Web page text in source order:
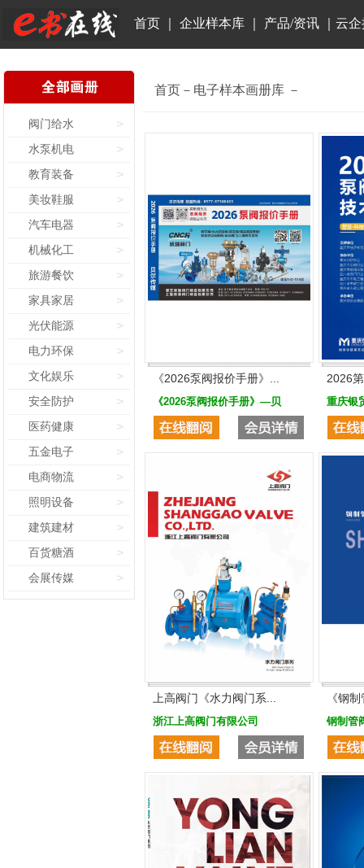
首页 企业样本库 产品/资讯 云
阀门给水 >
水泵机电 >
教育装备 >
美妆鞋服 >
汽车电器 >
机械化工 >
旅游餐饮 >
家具家居 >
光伏能源 >
电力环保 >
文化娱乐 >
安全防护 >
医药健康 >
五金电子 >
电商物流 >
照明设备 >
建筑建材 >
百货糖酒 >
会展传媒 >
首页－电子样本画册库 －
《2026泵阀报价手册》...
《2026泵阀报价手册》—贝
2026
重庆银
上高阀门《水力阀门系...
浙江上高阀门有限公司
《钢
钢制管